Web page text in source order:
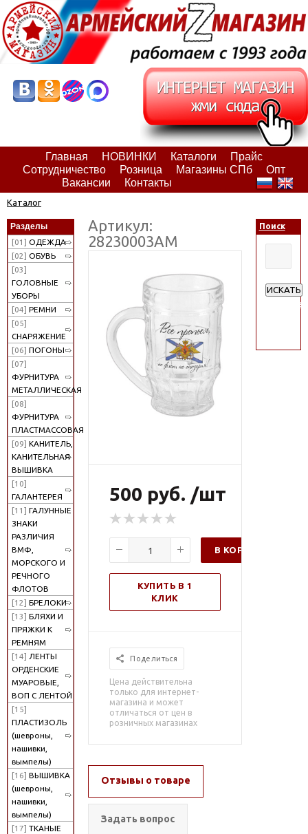
Главная НОВИНКИ Каталоги
Прайс
Сотрудничество
Розница Магазины СПб
Опт
Вакансии
Контакты
Каталог
Разделы
[01] ОДЕЖДА
[02] ОБУВЬ
[03]
ГОЛОВНЫЕ
УБОРЫ
[04] РЕМНИ
[05]
СНАРЯЖЕНИЕ
[06] ПОГОНЫ
[07]
ФУРНИТУРА
МЕТАЛЛИЧЕСКАЯ
[08]
ФУРНИТУРА
ПЛАСТМАССОВАЯ
[09] КАНИТЕЛЬ,
КАНИТЕЛЬНАЯ
ВЫШИВКА
[10]
ГАЛАНТЕРЕЯ
[11] ГАЛУННЫЕ
ЗНАКИ
РАЗЛИЧИЯ
ВМФ,
МОРСКОГО И
РЕЧНОГО
ФЛОТОВ
[12] БРЕЛОКИ
[13] БЛЯХИ И
ПРЯЖКИ К
РЕМНЯМ
[14] ЛЕНТЫ
ОРДЕНСКИЕ
МУАРОВЫЕ,
ВОП С ЛЕНТОЙ
[15]
ПЛАСТИЗОЛЬ
(шевроны,
нашивки,
вымпелы)
[16] ВЫШИВКА
(шевроны,
нашивки,
вымпелы)
[17] ТКАНЫЕ
Артикул:
28230003АМ
500 руб. /шт
В КОРЗИНУ
КУПИТЬ В 1
КЛИК
Поделиться
Цена действительна
только для интернет-
магазина и может
отличаться от цен в
розничных магазинах
Отзывы о товаре
Задать вопрос
Поиск
ИСКАТЬ